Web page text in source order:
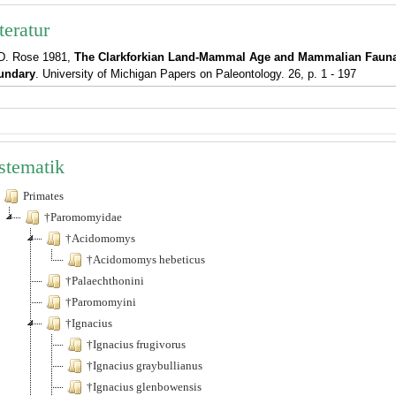
Rose 1981, The Clarkforkian Land-Mammal Age and Mammalian
. University of Michigan Papers on Paleontology. 26, p. 1 - 197
Primates
†Paromomyidae
†Acidomomys
†Acidomomys hebeticus
†Palaechthonini
†Paromomyini
†Ignacius
†Ignacius frugivorus
†Ignacius graybullianus
†Ignacius glenbowensis